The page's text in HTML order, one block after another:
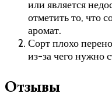
или является
отметить то, что
аромат.
Сорт плохо
из-за чего нужно
Отзывы